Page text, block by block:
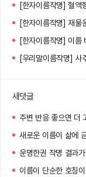
[한자이름작명] 혈액
[한자이름작명] 재물
[한자이름작명] 이름
[우리말이름작명] 사
새댓글
운명한권 작명 결과